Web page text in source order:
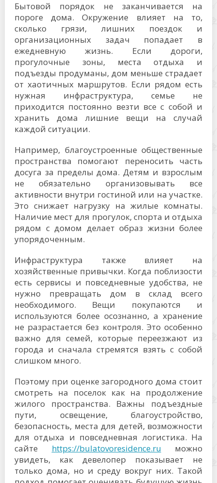
Бытовой порядок не заканчивается на
пороге дома. Окружение влияет на то,
сколько грязи, лишних поездок и
организационных задач попадает в
ежедневную жизнь. Если дороги,
прогулочные зоны, места отдыха и
подъезды продуманы, дом меньше страдает
от хаотичных маршрутов. Если рядом есть
нужная инфраструктура, семье не
приходится постоянно везти все с собой и
хранить дома лишние вещи на случай
каждой ситуации.
Например, благоустроенные общественные
пространства помогают переносить часть
досуга за пределы дома. Детям и взрослым
не обязательно организовывать все
активности внутри гостиной или на участке.
Это снижает нагрузку на жилые комнаты.
Наличие мест для прогулок, спорта и отдыха
рядом с домом делает образ жизни более
упорядоченным.
Инфраструктура также влияет на
хозяйственные привычки. Когда поблизости
есть сервисы и повседневные удобства, не
нужно превращать дом в склад всего
необходимого. Вещи покупаются и
используются более осознанно, а хранение
не разрастается без контроля. Это особенно
важно для семей, которые переезжают из
города и сначала стремятся взять с собой
слишком много.
Поэтому при оценке загородного дома стоит
смотреть на поселок как на продолжение
жилого пространства. Важны подъездные
пути, освещение, благоустройство,
безопасность, места для детей, возможности
для отдыха и повседневная логистика. На
сайте https://bulatovoresidence.ru можно
увидеть, как девелопер показывает не
только дома, но и среду вокруг них. Такой